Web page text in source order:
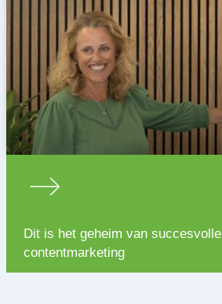
Dit is het geheim van succesvolle
contentmarketing